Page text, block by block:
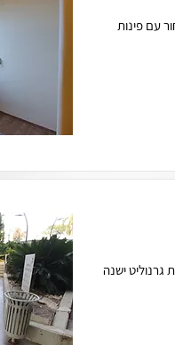
עם פינות
גרנוליט ישנה